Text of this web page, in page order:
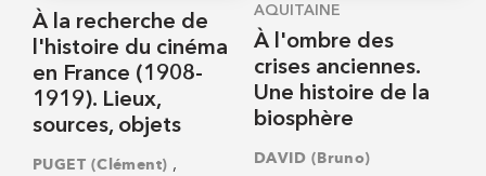
À la recherche de
l'histoire du cinéma
en France (1908-
1919). Lieux,
sources, objets
PUGET (Clément) ,
AQUITAINE
À l'ombre des
crises anciennes.
Une histoire de la
biosphère
DAVID (Bruno)